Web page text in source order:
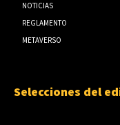
NOTICIAS
REGLAMENTO
METAVERSO
Selecciones del